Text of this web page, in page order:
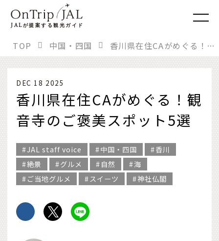
JALが提案する観光ガイド
TOP 中国・四国 香川県在住CAがめぐる！観音寺のご褒美スポット5選
DEC 18 2025
香川県在住CAがめぐる！観
音寺のご褒美スポット5選
JAL staff voice 中国・四国
香川
絶景
グルメ 自然
海
ご当地グルメ
スイーツ 神社仏閣